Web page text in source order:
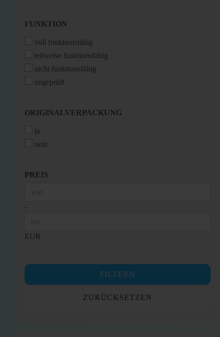
FUNKTION
FUNKTION
voll funktionsfähig
teilweise funktionsfähig
nicht funktionsfähig
ungeprüft
ORIGINALVERPACKUNG
ORIGINALVERPACKUNG
ja
nein
PREIS
PREIS
-
EUR
FILTERN
ZURÜCKSETZEN